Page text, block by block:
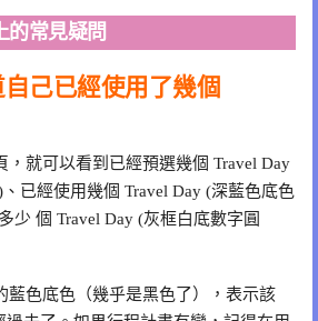
的常見疑問
己已經使用了幾個
，就可以看到已經預選幾個 Travel Day
已經使用幾個 Travel Day (深藍色底色
少 個 Travel Day (灰框白底數字圓
藍色底色（幾乎是黑色了），表示該